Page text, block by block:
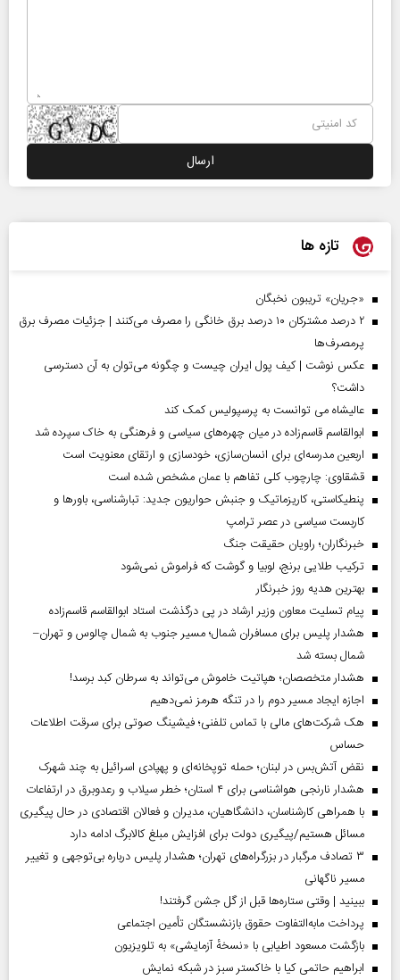
تازه ها
«جریان» تریبون نخبگان
۲ درصد مشترکان ۱۰ درصد برق خانگی را مصرف می‌کنند | جزئیات مصرف برق
پرمصرف‌ها
عکس نوشت | کیف پول ایران چیست و چگونه می‌توان به آن دسترسی
داشت؟
عالیشاه می توانست به پرسپولیس کمک کند
ابوالقاسم قاسم‌زاده در میان چهره‌های سیاسی و فرهنگی به خاک سپرده شد
اربعین مدرسه‌ای برای انسان‌سازی، خودسازی و ارتقای معنویت است
قشقاوی: چارچوب کلی تفاهم با عمان مشخص شده است
پنطیکاستی، کاریزماتیک و جنبش حواریون جدید: تبارشناسی، باور‌ها و
کاربست سیاسی در عصر ترامپ
خبرنگاران؛ راویان حقیقت جنگ
ترکیب طلایی برنج، لوبیا و گوشت که فراموش نمی‌شود
بهترین هدیه روز خبرنگار
پیام تسلیت معاون وزیر ارشاد در پی درگذشت استاد ابوالقاسم قاسم‌زاده
هشدار پلیس برای مسافران شمال؛ مسیر جنوب به شمال چالوس و تهران–
شمال بسته شد
هشدار متخصصان؛ هپاتیت خاموش می‌تواند به سرطان کبد برسد!
اجازه ایجاد مسیر دوم را در تنگه هرمز نمی‌دهیم
هک شرکت‌های مالی با تماس تلفنی؛ فیشینگ صوتی برای سرقت اطلاعات
حساس
نقض آتش‌بس در لبنان؛ حمله توپخانه‌ای و پهپادی اسرائیل به چند شهرک
هشدار نارنجی هواشناسی برای ۴ استان؛ خطر سیلاب و رعدوبرق در ارتفاعات
با همراهی کارشناسان، دانشگاهیان، مدیران و فعالان اقتصادی در حال پیگیری
مسائل هستیم/پیگیری دولت برای افزایش مبلغ کالابرگ ادامه دارد
۳ تصادف مرگبار در بزرگراه‌های تهران؛ هشدار پلیس درباره بی‌توجهی و تغییر
مسیر ناگهانی
ببینید | وقتی ستاره‌ها قبل از گل جشن گرفتند!
پرداخت مابه‌التفاوت حقوق بازنشستگان تأمین اجتماعی
بازگشت مسعود اطیابی با «نسخهٔ آزمایشی» به تلویزیون
ابراهیم حاتمی کیا با خاکستر سبز در شبکه نمایش